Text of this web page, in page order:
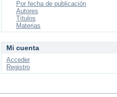
Por fecha de publicación
Autores
Títulos
Materias
Mi cuenta
Acceder
Registro